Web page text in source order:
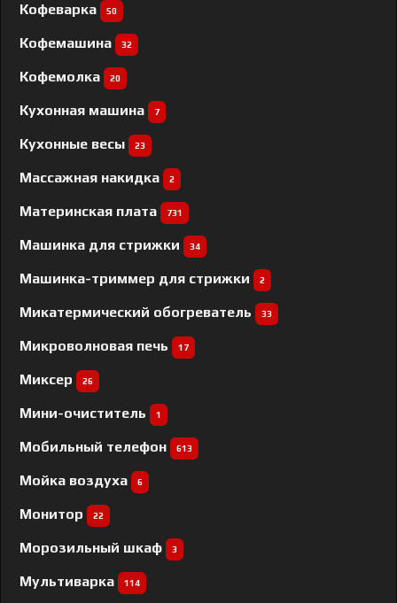
Кофеварка 50
Кофемашина 32
Кофемолка 20
Кухонная машина 7
Кухонные весы 23
Массажная накидка 2
Материнская плата 731
Машинка для стрижки 34
Машинка-триммер для стрижки 2
Микатермический обогреватель 33
Микроволновая печь 17
Миксер 26
Мини-очиститель 1
Мобильный телефон 613
Мойка воздуха 6
Монитор 22
Морозильный шкаф 3
Мультиварка 114